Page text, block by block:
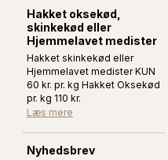
Hakket oksekød,
skinkekød eller
Hjemmelavet medister
Hakket skinkekød eller
Hjemmelavet medister KUN
60 kr. pr. kg Hakket Oksekød
pr. kg 110 kr.
Læs mere
Nyhedsbrev